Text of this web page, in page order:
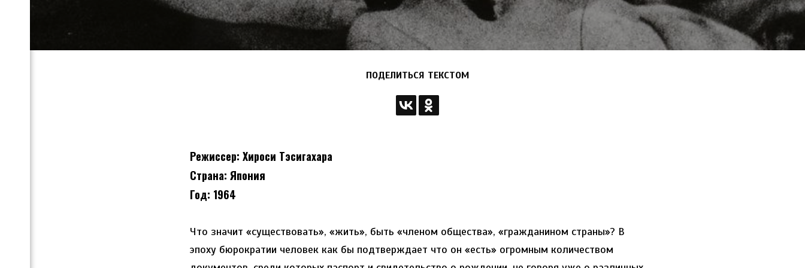
ПОДЕЛИТЬСЯ ТЕКСТОМ
Режиссер: Хироси Тэсигахара
Страна: Япония
Год: 1964
Что значит «существовать», «жить», быть «членом общества», «гражданином страны»? В
эпоху бюрократии человек как бы подтверждает что он «есть» огромным количеством